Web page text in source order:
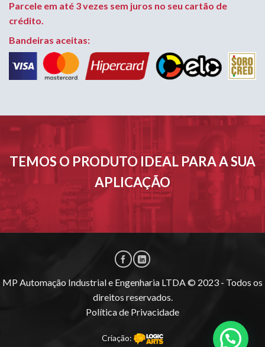
Parcele em até 3 vezes sem juros no seu cartão de
crédito.
Bandeiras aceitas:
TEMOS O PRODUTO IDEAL PARA A SUA
APLICAÇÃO
MP Automação Industrial e Engenharia LTDA © 2023 - Todos os
direitos reservados.
Política de Privacidade
Criação: